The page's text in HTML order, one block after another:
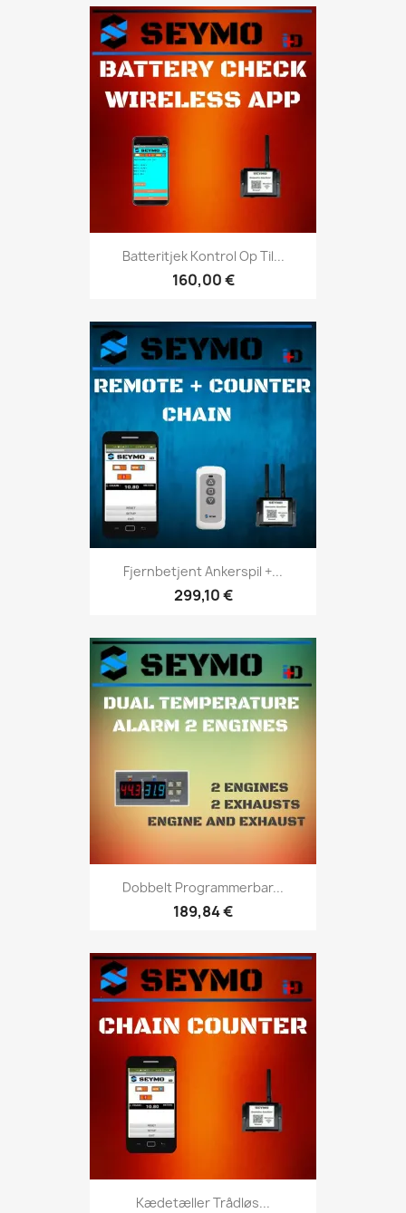
Batteritjek Kontrol Op Til...
160,00 €
Fjernbetjent Ankerspil +...
299,10 €
Dobbelt Programmerbar...
189,84 €
Kædetæller Trådløs...